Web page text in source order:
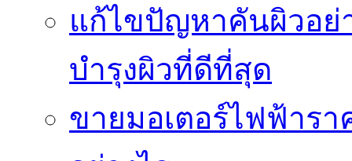
แก้ไขปัญหาคันผิวอ
บำรุงผิวที่ดีที่สุด
ขายมอเตอร์ไฟฟ้าร